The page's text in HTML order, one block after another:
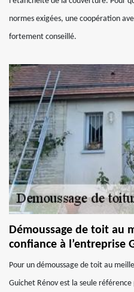
normes exigées, une coopération
fortement conseillé.
Démoussage de toit au
confiance à l’entreprise
Pour un démoussage de toit au
Guichet Rénov est la seule